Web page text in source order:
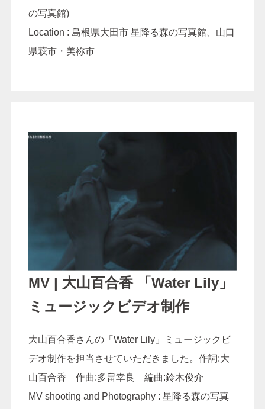
の写真館)
Location : 島根県大田市 星降る森の写真館、山口
県萩市・美祢市
MV | 大山百合香 「Water Lily」
ミュージックビデオ制作
大山百合香さんの「Water Lily」ミュージックビ
デオ制作を担当させていただきました。作詞:大
山百合香 作曲:多畠幸良 編曲:鈴木俊介
MV shooting and Photography : 星降る森の写真